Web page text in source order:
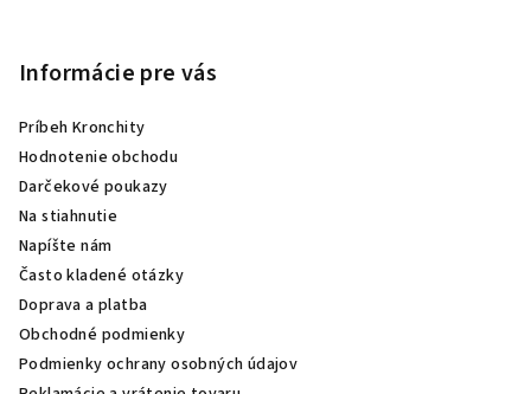
Informácie pre vás
Príbeh Kronchity
Hodnotenie obchodu
Darčekové poukazy
Na stiahnutie
Napíšte nám
Často kladené otázky
Doprava a platba
Obchodné podmienky
Podmienky ochrany osobných údajov